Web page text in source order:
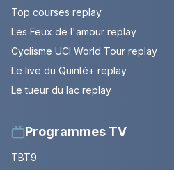
Top courses replay
Les Feux de l'amour replay
Cyclisme UCI World Tour replay
Le live du Quinté+ replay
Le tueur du lac replay
Programmes TV
TBT9